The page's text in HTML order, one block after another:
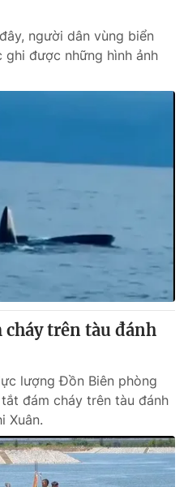
người dân vùng biển
ghi được những hình ảnh
trên tàu đánh
lượng Đồn Biên phòng
đám cháy trên tàu đánh
Xuân.